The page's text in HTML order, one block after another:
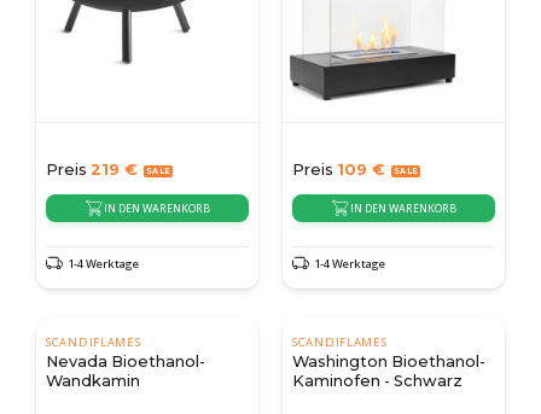
Preis 219 €
IN DEN WARENKORB
1-4 Werktage
Preis 109 €
IN DEN WARENKORB
1-4 Werktage
SCANDIFLAMES
Nevada Bioethanol-
Wandkamin
SCANDIFLAMES
Washington Bioethanol-
Kaminofen - Schwarz